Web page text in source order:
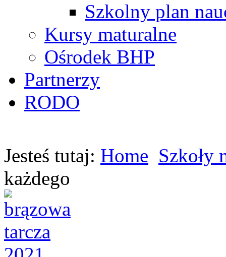
Szkolny plan
Kursy maturalne
Ośrodek BHP
Partnerzy
RODO
Jesteś tutaj: Home Szkoły
każdego